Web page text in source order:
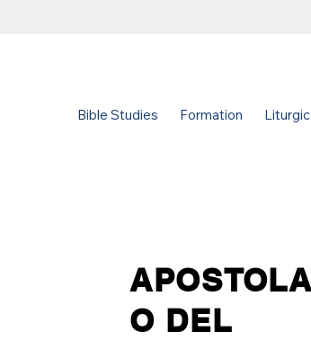
Bible Studies Formation
O DEL